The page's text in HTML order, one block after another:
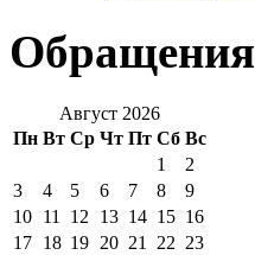
Обращения
Август 2026
Пн Вт Ср Чт Пт Сб Вс
1
2
3
4 5 6 7 8
9
10 11 12 13 14 15 16
17 18 19 20 21 22 23